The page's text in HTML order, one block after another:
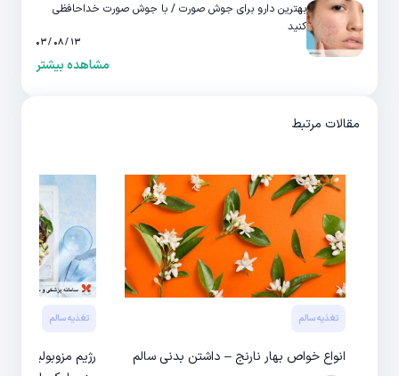
بهترین دارو برای جوش صورت / با جوش صورت خداحافظی
کنید
۱۳ / ۰۸ / ۰۳
مشاهده بیشتر
مقالات مرتبط
تغذیه سالم
انواع خواص بهار نارنج – داشتن بدنی سالم
تغذیه سالم
رژیم مزوبولیک